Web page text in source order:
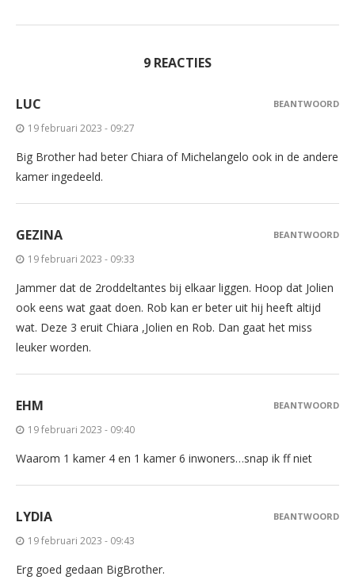
9 REACTIES
LUC
19 februari 2023 - 09:27
Big Brother had beter Chiara of Michelangelo ook in de andere
kamer ingedeeld.
BEANTWOORD
GEZINA
19 februari 2023 - 09:33
Jammer dat de 2roddeltantes bij elkaar liggen. Hoop dat Jolien
ook eens wat gaat doen. Rob kan er beter uit hij heeft altijd
wat. Deze 3 eruit Chiara ,Jolien en Rob. Dan gaat het miss
leuker worden.
BEANTWOORD
EHM
19 februari 2023 - 09:40
Waarom 1 kamer 4 en 1 kamer 6 inwoners…snap ik ff niet
BEANTWOORD
LYDIA
19 februari 2023 - 09:43
Erg goed gedaan BigBrother.
BEANTWOORD